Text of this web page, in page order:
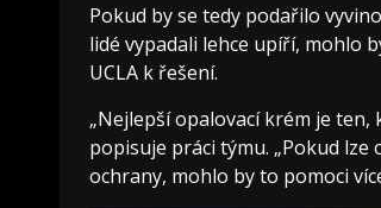
Pokud by se tedy podařilo
lidé vypadali lehce upíří, mohlo
UCLA k řešení.
„Nejlepší opalovací krém je
popisuje práci týmu. „Pokud
ochrany, mohlo by to pomoci